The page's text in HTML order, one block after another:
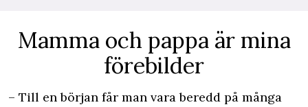
Mamma och pappa är mina
förebilder
– Till en början får man vara beredd på många